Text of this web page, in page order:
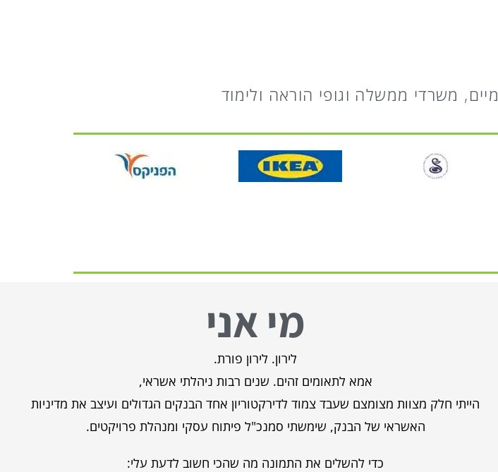
משרדי ממשלה וגופי הוראה ולימוד
מי אני
לירון. לירון פורת.
אמא לתאומים זהים. שנים רבות ניהלתי אשראי,
הייתי חלק מצוות מצומצם שעבד צמוד לדירקטוריון אחד הבנקים הגדולים ועיצב את מדיניות
האשראי של הבנק, שימשתי סמנכ"ל פיתוח עסקי ומנהלת פרויקטים.
כדי להשלים את התמונה מה שהכי חשוב לדעת עלי: